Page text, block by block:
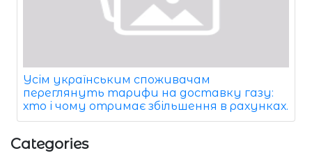
Усім українським споживачам
переглянуть тарифи на доставку газу:
хто і чому отримає збільшення в рахунках.
Categories